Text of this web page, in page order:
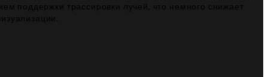
поддержки трассировки лучей, что немного снижает